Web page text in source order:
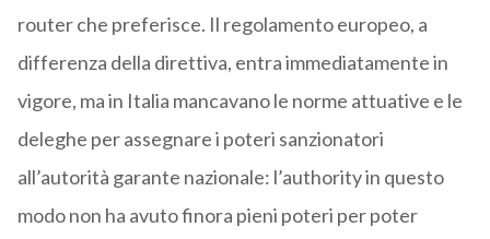
router che preferisce. Il regolamento europeo, a
differenza della direttiva, entra immediatamente in
vigore, ma in Italia mancavano le norme attuative e le
deleghe per assegnare i poteri sanzionatori
all’autorità garante nazionale: l’authority in questo
modo non ha avuto finora pieni poteri per poter